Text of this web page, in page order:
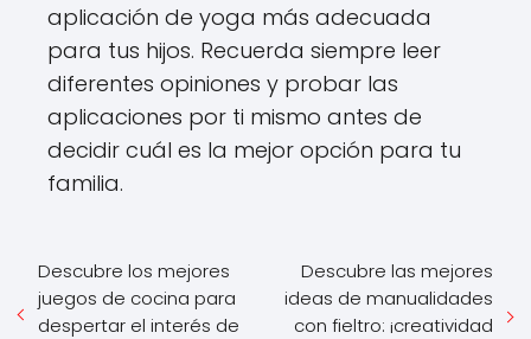
aplicación de yoga más adecuada
para tus hijos. Recuerda siempre leer
diferentes opiniones y probar las
aplicaciones por ti mismo antes de
decidir cuál es la mejor opción para tu
familia.
Descubre los mejores
juegos de cocina para
despertar el interés de
Descubre las mejores
ideas de manualidades
con fieltro: ¡creatividad